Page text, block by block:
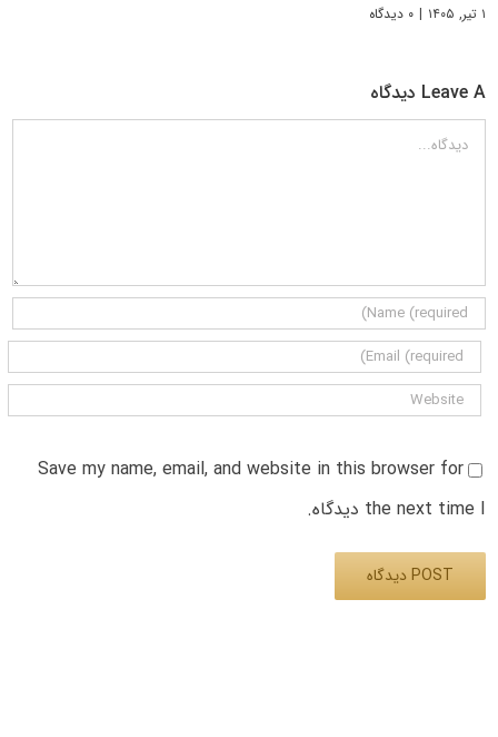
۱ تیر, ۱۴۰۵ | ۰ دیدگاه
Leave A دیدگاه
دیدگاه
Save my name, email, and website in this browser for
the next time I دیدگاه.